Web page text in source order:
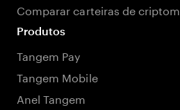
Comparar carteiras de
Produtos
Tangem Pay
Tangem Mobile
Anel Tangem